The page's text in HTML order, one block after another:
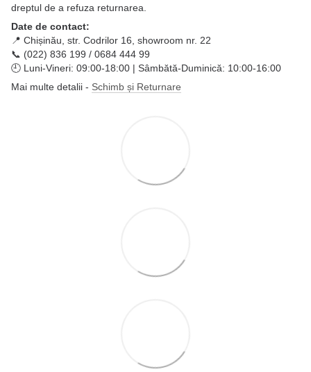
dreptul de a refuza returnarea.
Date de contact:
📍 Chișinău, str. Codrilor 16, showroom nr. 22
📞 (022) 836 199 / 0684 444 99
🕘 Luni-Vineri: 09:00-18:00 | Sâmbătă-Duminică: 10:00-16:00
Mai multe detalii - Schimb și Returnare